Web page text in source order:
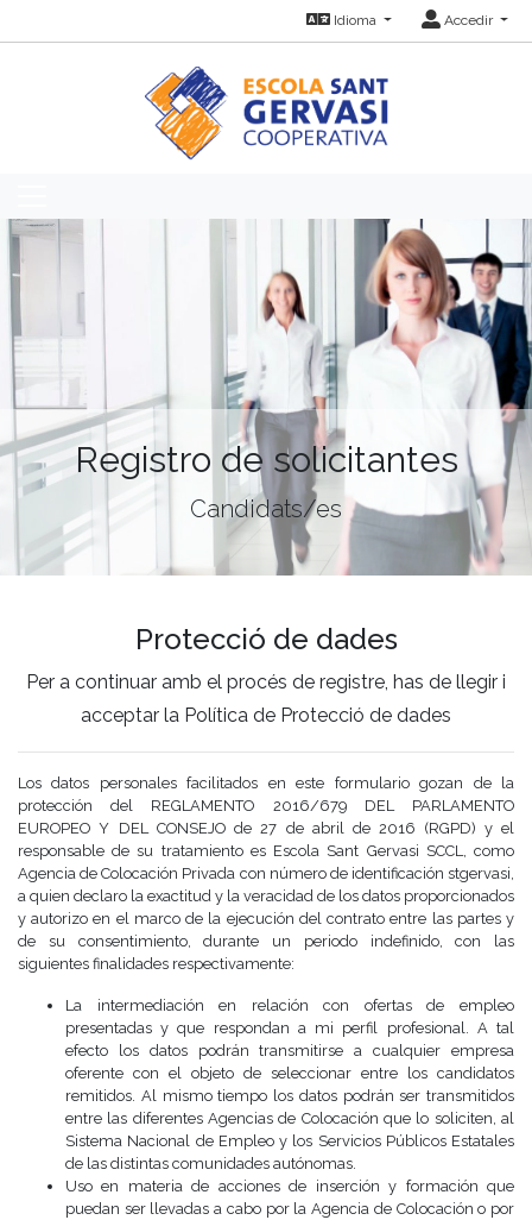
Idioma Accedir
Registro de solicitantes
Candidats/es
Protecció de dades
Per a continuar amb el procés de registre, has de llegir i
acceptar la Política de Protecció de dades
Los datos personales facilitados en este formulario gozan de la
protección del REGLAMENTO 2016/679 DEL PARLAMENTO
EUROPEO Y DEL CONSEJO de 27 de abril de 2016 (RGPD) y el
responsable de su tratamiento es Escola Sant Gervasi SCCL, como
Agencia de Colocación Privada con número de identificación stgervasi,
a quien declaro la exactitud y la veracidad de los datos proporcionados
y autorizo en el marco de la ejecución del contrato entre las partes y
de su consentimiento, durante un periodo indefinido, con las
siguientes finalidades respectivamente:
La intermediación en relación con ofertas de empleo
presentadas y que respondan a mi perfil profesional. A tal
efecto los datos podrán transmitirse a cualquier empresa
oferente con el objeto de seleccionar entre los candidatos
remitidos. Al mismo tiempo los datos podrán ser transmitidos
entre las diferentes Agencias de Colocación que lo soliciten, al
Sistema Nacional de Empleo y los Servicios Públicos Estatales
de las distintas comunidades autónomas.
Uso en materia de acciones de inserción y formación que
puedan ser llevadas a cabo por la Agencia de Colocación o por